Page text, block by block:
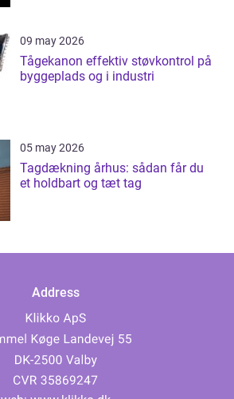
09 may 2026
Tågekanon effektiv støvkontrol på
byggeplads og i industri
05 may 2026
Tagdækning århus: sådan får du
et holdbart og tæt tag
Address